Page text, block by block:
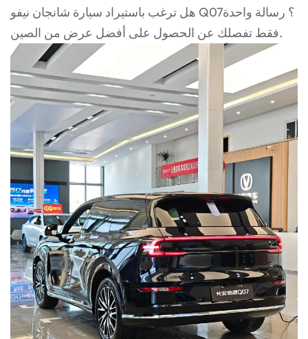
هل ترغب باستيراد سيارة شانجان نيفو Q07؟ رسالة واحدة
فقط تفصلك عن الحصول على أفضل عرض من الصين.